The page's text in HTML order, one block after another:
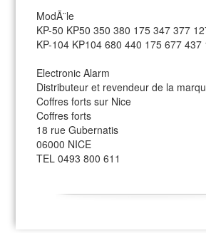
ModÃ¨le
KP-50 KP50 350 380 175 347 377
KP-104 KP104 680 440 175 677
Electronic Alarm
Distributeur et revendeur de la
Coffres forts sur Nice
Coffres forts
18 rue Gubernatis
06000 NICE
TEL 0493 800 611